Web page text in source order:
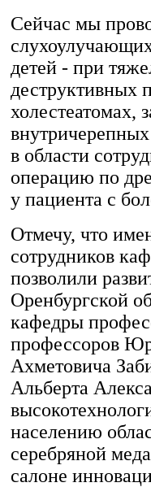
Сейчас мы
детей - при
деструктивных
холестеатомах,
в области
операцию по
у пациента с
Отмечу, что
сотрудников
позволили
Оренбургской
кафедры
профессоров
Ахметовича
Альберта
населению
серебряной
салоне